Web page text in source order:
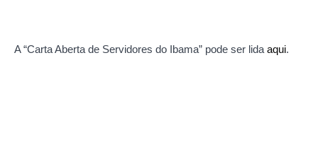
A “Carta Aberta de Servidores do Ibama” pode ser lida aqui.